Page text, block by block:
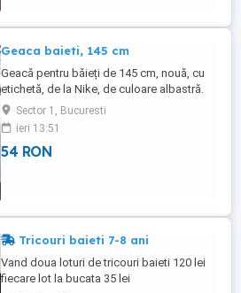
Geaca baieti, 145 cm
Geacă pentru băieți de 145 cm, nouă, cu
etichetă, de la Nike, de culoare albastră.
Prețul este de 54 RON. Pentru detalii,
sunați sau scrieți pe Tel WhatsApp .
Sector 1, Bucuresti
ieri 13:51
54 RON
Tricouri baieti 7-8 ani
Vand doua loturi de tricouri baieti 120 lei
fiecare lot la bucata 35 lei